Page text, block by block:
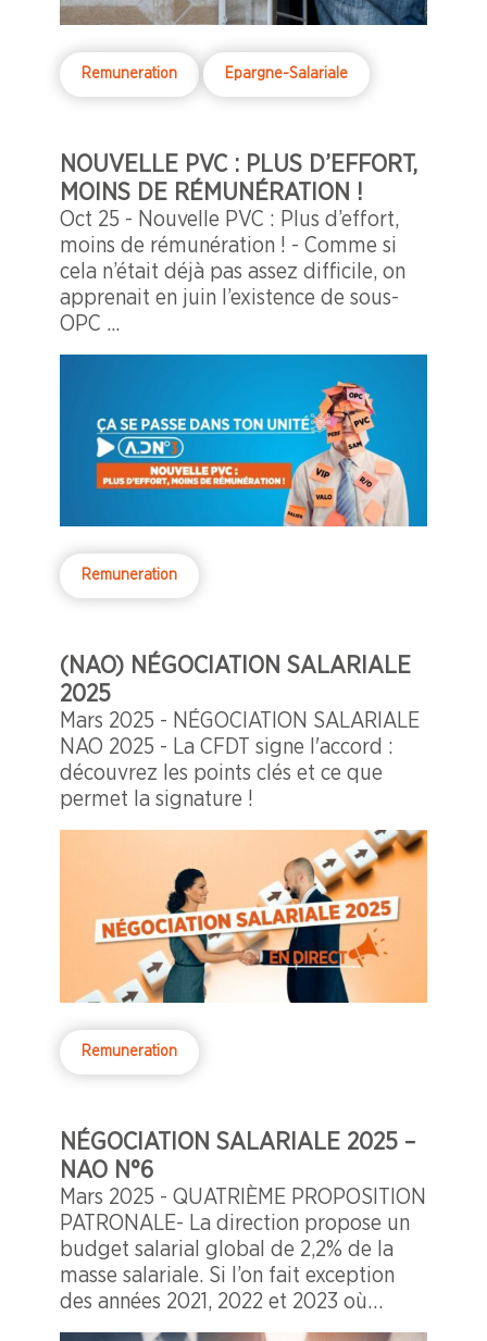
Remuneration Epargne-Salariale
NOUVELLE PVC : PLUS D’EFFORT,
MOINS DE RÉMUNÉRATION !
Oct 25 - Nouvelle PVC : Plus d’effort,
moins de rémunération ! - Comme si
cela n’était déjà pas assez difficile, on
apprenait en juin l’existence de sous-
OPC ...
Remuneration
(NAO) NÉGOCIATION SALARIALE
2025
Mars 2025 - NÉGOCIATION SALARIALE
NAO 2025 - La CFDT signe l'accord :
découvrez les points clés et ce que
permet la signature !
Remuneration
NÉGOCIATION SALARIALE 2025 –
NAO N°6
Mars 2025 - QUATRIÈME PROPOSITION
PATRONALE- La direction propose un
budget salarial global de 2,2% de la
masse salariale. Si l’on fait exception
des années 2021, 2022 et 2023 où
l’inflation a pu surprendre la direction,